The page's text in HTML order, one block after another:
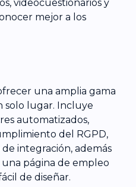
videocuestionarios y
mejor a los
una amplia gama
solo lugar. Incluye
automatizados,
del RGPD,
integración, además
página de empleo
de diseñar.